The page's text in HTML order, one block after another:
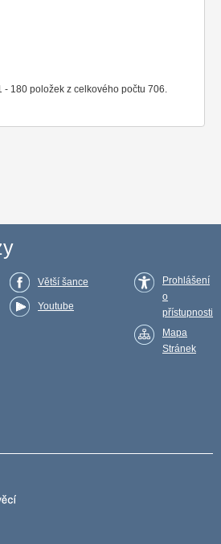
- 180 položek z celkového počtu 706.
Větší šance
Youtube
Prohlášení
o
přístupnosti
Mapa
Stránek